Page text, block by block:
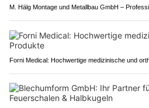
M. Hälg Montage und Metallbau GmbH –
Forni Medical: Hochwertige medizinische und